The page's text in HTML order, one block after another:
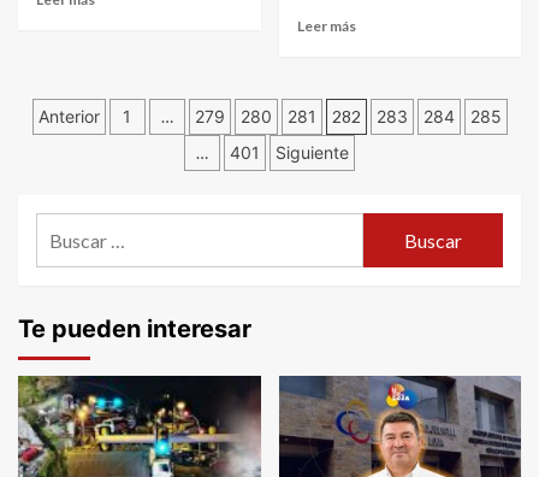
Leer más
Navegación
entradas
Anterior 1 … 279 280 281 282 283 284
285
…
401 Siguiente
Te pueden interesar